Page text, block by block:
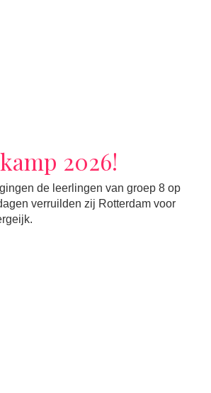
2026!
de leerlingen van groep 8 op
verruilden zij Rotterdam voor